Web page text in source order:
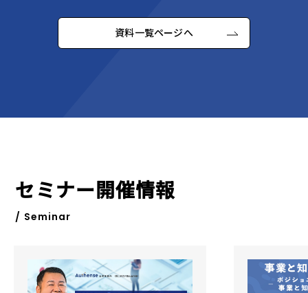
資料一覧ページへ
セミナー開催情報
/ Seminar